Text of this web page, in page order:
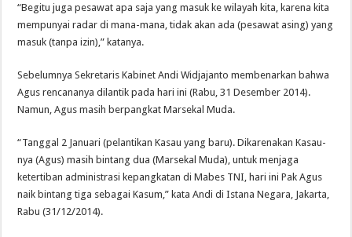
“Begitu juga pesawat apa saja yang masuk ke wilayah kita, karena kita
mempunyai radar di mana-mana, tidak akan ada (pesawat asing) yang
masuk (tanpa izin),” katanya.
Sebelumnya Sekretaris Kabinet Andi Widjajanto membenarkan bahwa
Agus rencananya dilantik pada hari ini (Rabu, 31 Desember 2014).
Namun, Agus masih berpangkat Marsekal Muda.
“Tanggal 2 Januari (pelantikan Kasau yang baru). Dikarenakan Kasau-
nya (Agus) masih bintang dua (Marsekal Muda), untuk menjaga
ketertiban administrasi kepangkatan di Mabes TNI, hari ini Pak Agus
naik bintang tiga sebagai Kasum,” kata Andi di Istana Negara, Jakarta,
Rabu (31/12/2014).